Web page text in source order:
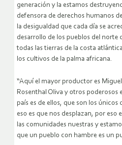
generación y la estamos
defensora de derechos humanos
la desigualdad que cada día se
desarrollo de los pueblos del norte
todas las tierras de la costa
los cultivos de la palma africana.
“Aquí el mayor productor es
Rosenthal Oliva y otros poderosos
país es de ellos, que son los únicos
eso es que nos desplazan, por eso
las comunidades nuestras y
que un pueblo con hambre es un